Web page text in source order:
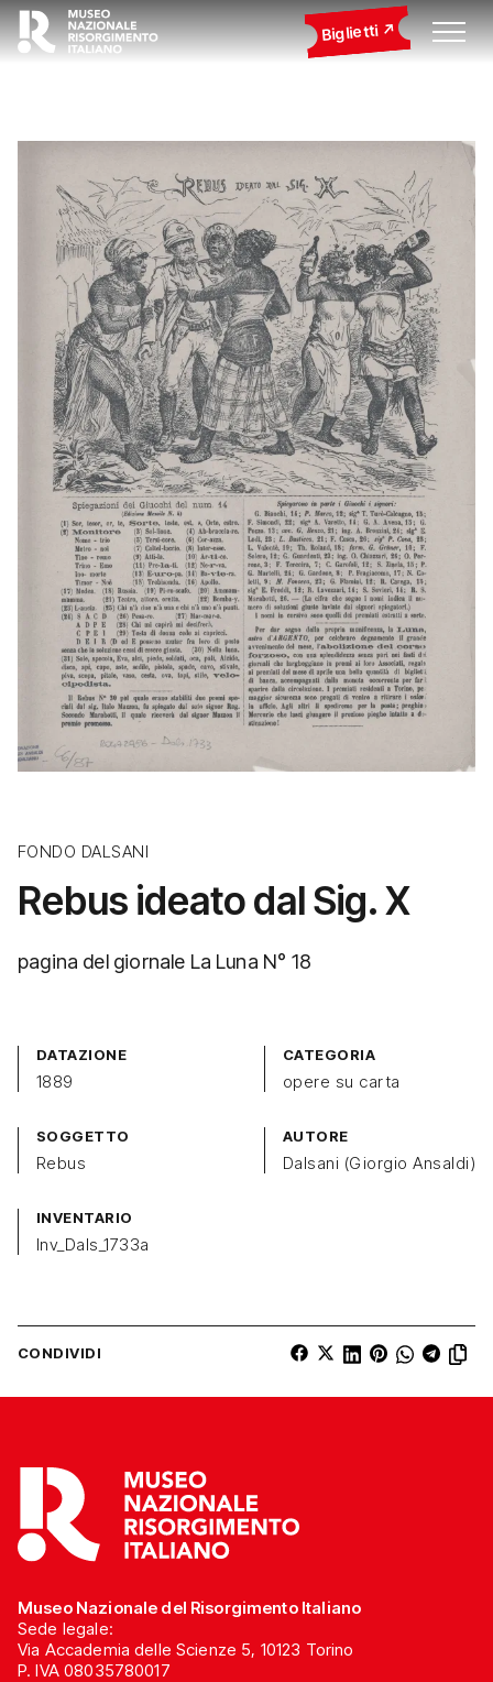
Biglietti
FONDO DALSANI
Rebus ideato dal Sig. X
pagina del giornale La Luna N° 18
DATAZIONE
1889
CATEGORIA
opere su carta
SOGGETTO
Rebus
AUTORE
Dalsani (Giorgio Ansaldi)
INVENTARIO
Inv_Dals_1733a
CONDIVIDI
Museo Nazionale del Risorgimento Italiano
Sede legale:
Via Accademia delle Scienze 5, 10123 Torino
P. IVA 08035780017